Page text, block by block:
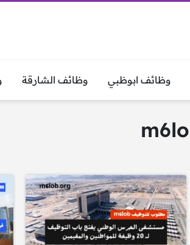
وظائف ابوظبي وظائف الشارقة